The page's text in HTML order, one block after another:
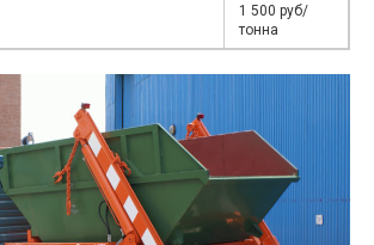
1 500 руб/
тонна